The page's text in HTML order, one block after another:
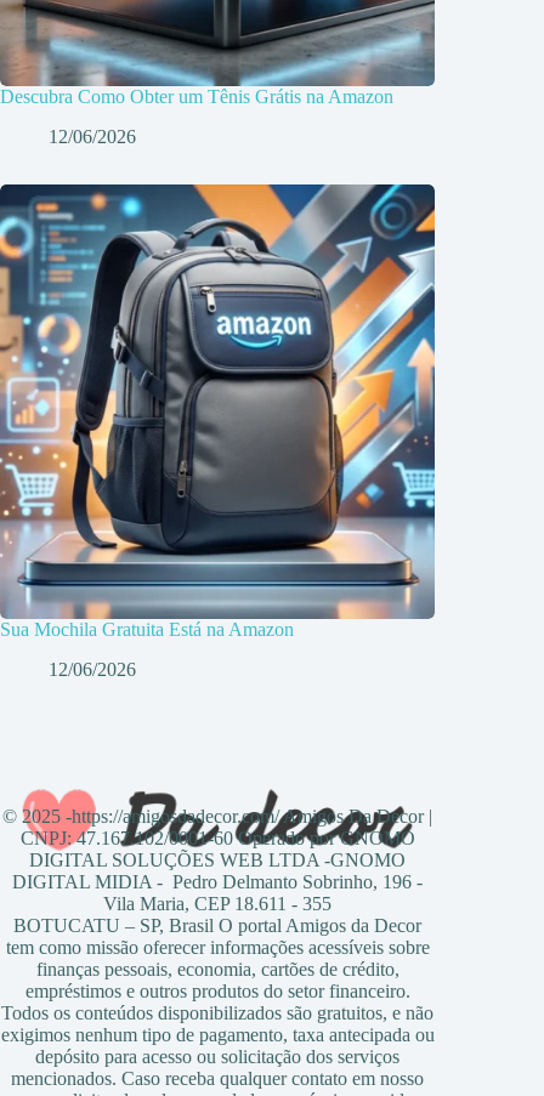
Descubra Como Obter um Tênis Grátis na Amazon
12/06/2026
Sua Mochila Gratuita Está na Amazon
12/06/2026
© 2025 -https://amigosdadecor.com/ Amigos Da Decor |
CNPJ: 47.167.102/0001-60 Operado por GNOMO
DIGITAL SOLUÇÕES WEB LTDA -GNOMO
DIGITAL MIDIA - Pedro Delmanto Sobrinho, 196 -
Vila Maria, CEP 18.611 - 355
BOTUCATU – SP, Brasil O portal Amigos da Decor
tem como missão oferecer informações acessíveis sobre
finanças pessoais, economia, cartões de crédito,
empréstimos e outros produtos do setor financeiro.
Todos os conteúdos disponibilizados são gratuitos, e não
exigimos nenhum tipo de pagamento, taxa antecipada ou
depósito para acesso ou solicitação dos serviços
mencionados. Caso receba qualquer contato em nosso